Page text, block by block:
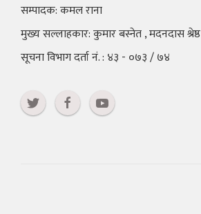
सम्पादक: कमल राना
मुख्य सल्लाहकार: कुमार बस्नेत , मदनदास श्रेष्ठ
सूचना विभाग दर्ता नं. : ४३ - ०७३ / ७४